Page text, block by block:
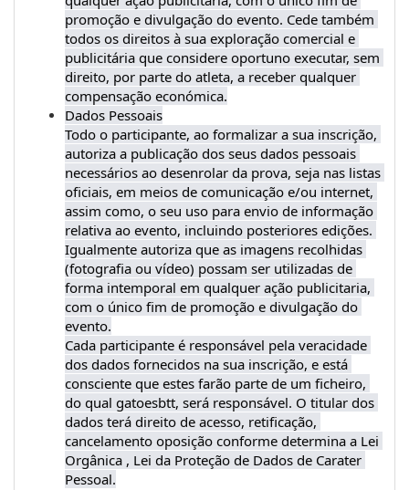
promoção e divulgação do evento. Cede também
todos os direitos à sua exploração comercial e
publicitária que considere oportuno executar, sem
direito, por parte do atleta, a receber qualquer
Dados Pessoais
Todo o participante, ao formalizar a sua inscrição,
autoriza a publicação dos seus dados pessoais
necessários ao desenrolar da prova, seja nas listas
oficiais, em meios de comunicação e/ou internet,
assim como, o seu uso para envio de informação
relativa ao evento, incluindo posteriores edições.
Igualmente autoriza que as imagens recolhidas
(fotografia ou vídeo) possam ser utilizadas de
forma intemporal em qualquer ação publicitaria,
com o único fim de promoção e divulgação do
evento.
Cada participante é responsável pela veracidade
dos dados fornecidos na sua inscrição, e está
consciente que estes farão parte de um ficheiro,
do qual gatoesbtt, será responsável. O titular dos
dados terá direito de acesso, retificação,
cancelamento oposição conforme determina a Lei
Orgânica , Lei da Proteção de Dados de Carater
Pessoal.